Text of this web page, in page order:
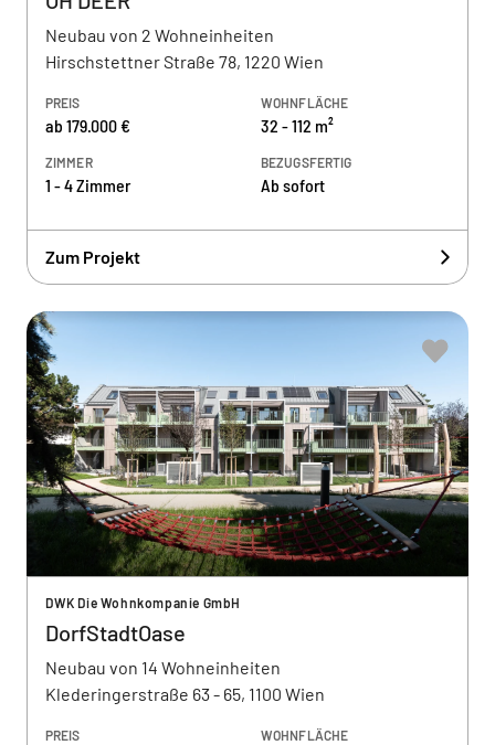
Neubau von 2 Wohneinheiten
Hirschstettner Straße 78, 1220 Wien
PREIS
ab 179.000 €
WOHNFLÄCHE
32 - 112 m²
ZIMMER
1 - 4 Zimmer
BEZUGSFERTIG
Ab sofort
Zum Projekt
DWK Die Wohnkompanie GmbH
DorfStadtOase
Neubau von 14 Wohneinheiten
Klederingerstraße 63 - 65, 1100 Wien
PREIS WOHNFLÄCHE